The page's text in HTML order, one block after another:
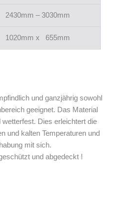
2430mm – 3030mm
1020mm x 655mm
und ganzjährig sowohl
geeignet. Das Material
Dies erleichtert die
und kalten Temperaturen und
mit sich.
und abgedeckt !